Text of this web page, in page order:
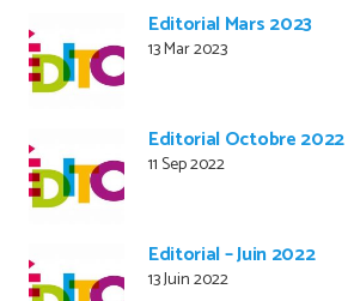
Editorial Mars 2023
13 Mar 2023
Editorial Octobre 2022
11 Sep 2022
Editorial – Juin 2022
13 Juin 2022